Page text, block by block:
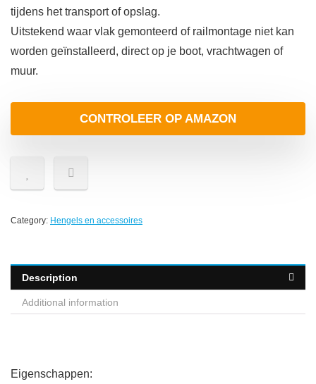
tijdens het transport of opslag.
Uitstekend waar vlak gemonteerd of railmontage niet kan
worden geïnstalleerd, direct op je boot, vrachtwagen of
muur.
CONTROLEER OP AMAZON
Category: Hengels en accessoires
Description
Additional information
Eigenschappen: